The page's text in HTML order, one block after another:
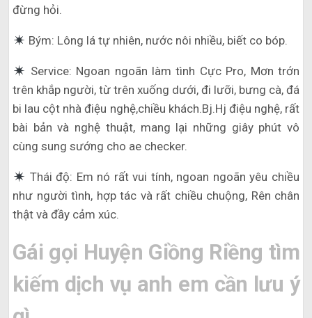
đừng hỏi.
Bým: Lông lá tự nhiên, nước nôi nhiều, biết co bóp.
Service: Ngoan ngoãn làm tình Cực Pro, Mơn trớn
trên khắp người, từ trên xuống dưới, đi lưỡi, bưng cà, đá
bi lau cột nhà điệu nghệ,chiều khách.Bj.Hj điệu nghệ, rất
bài bản và nghệ thuật, mang lại những giây phút vô
cùng sung sướng cho ae checker.
Thái độ: Em nó rất vui tính, ngoan ngoãn yêu chiều
như người tình, hợp tác và rất chiều chuộng, Rên chân
thật và đầy cảm xúc.
Gái gọi Huyện Giồng Riềng tìm
kiếm dịch vụ anh em cần lưu ý